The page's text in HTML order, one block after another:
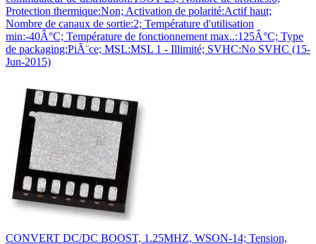
Protection thermique:Non; Activation de polarité:Actif haut;
Nombre de canaux de sortie:2; Température d'utilisation
min:-40Â°C; Température de fonctionnement max..:125Â°C; Type
de packaging:PiÃ¨ce; MSL:MSL 1 - Illimité; SVHC:No SVHC (15-
Jun-2015)
CONVERT DC/DC BOOST, 1.25MHZ, WSON-14; Tension,